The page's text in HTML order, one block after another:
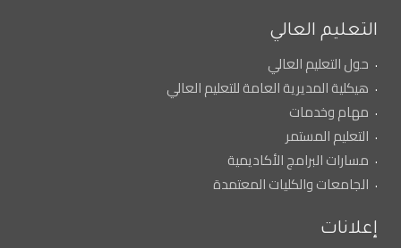
التعليم العالي
حول التعليم العالي
هيكلية المديرية العامة للتعليم العالي
مهام وخدمات
التعليم المستمر
مسارات البرامج الأكاديمية
الجامعات والكليات المعتمدة
إعلانات